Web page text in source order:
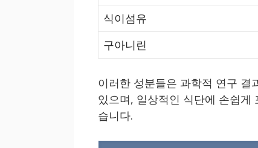
식이섬유
구아니린
이러한 성분들은 과학적 연구 결
있으며, 일상적인 식단에 손쉽게
습니다.